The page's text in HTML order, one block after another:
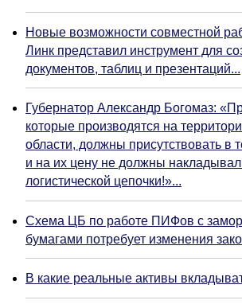
Новые возможности совместной
Линк представил инструмент для
документов, таблиц и презентаций...
Губернатор Александр Богомаз:
которые производятся на
области, должны присутствовать в
и на их цену не должны
логистической цепочки!»...
Схема ЦБ по работе ПИФов с
бумагами потребует изменения
В какие реальные активы